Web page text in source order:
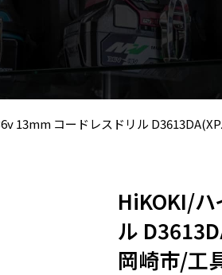
13mm コードレスドリル
HiKOKI/
ル
岡崎市/工